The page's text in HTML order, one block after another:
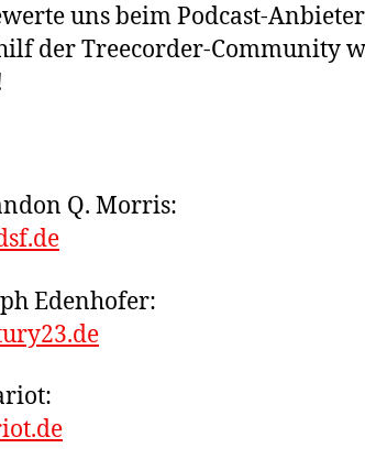
uns beim Podcast-
der Treecorder-Community
Q. Morris:
Edenhofer: